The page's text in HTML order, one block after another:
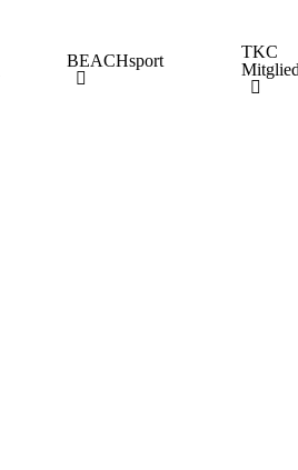
BEACHsport
TKC